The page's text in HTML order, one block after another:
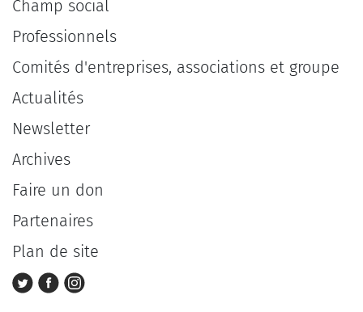
Champ social
Professionnels
Comités d'entreprises, associations et groupe
Actualités
Newsletter
Archives
Faire un don
Partenaires
Plan de site